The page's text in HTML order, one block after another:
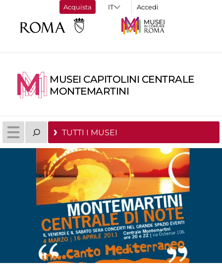
Acquista Accedi
MUSEI CAPITOLINI CENTRALE
MONTEMARTINI
TUTTI I MUSEI